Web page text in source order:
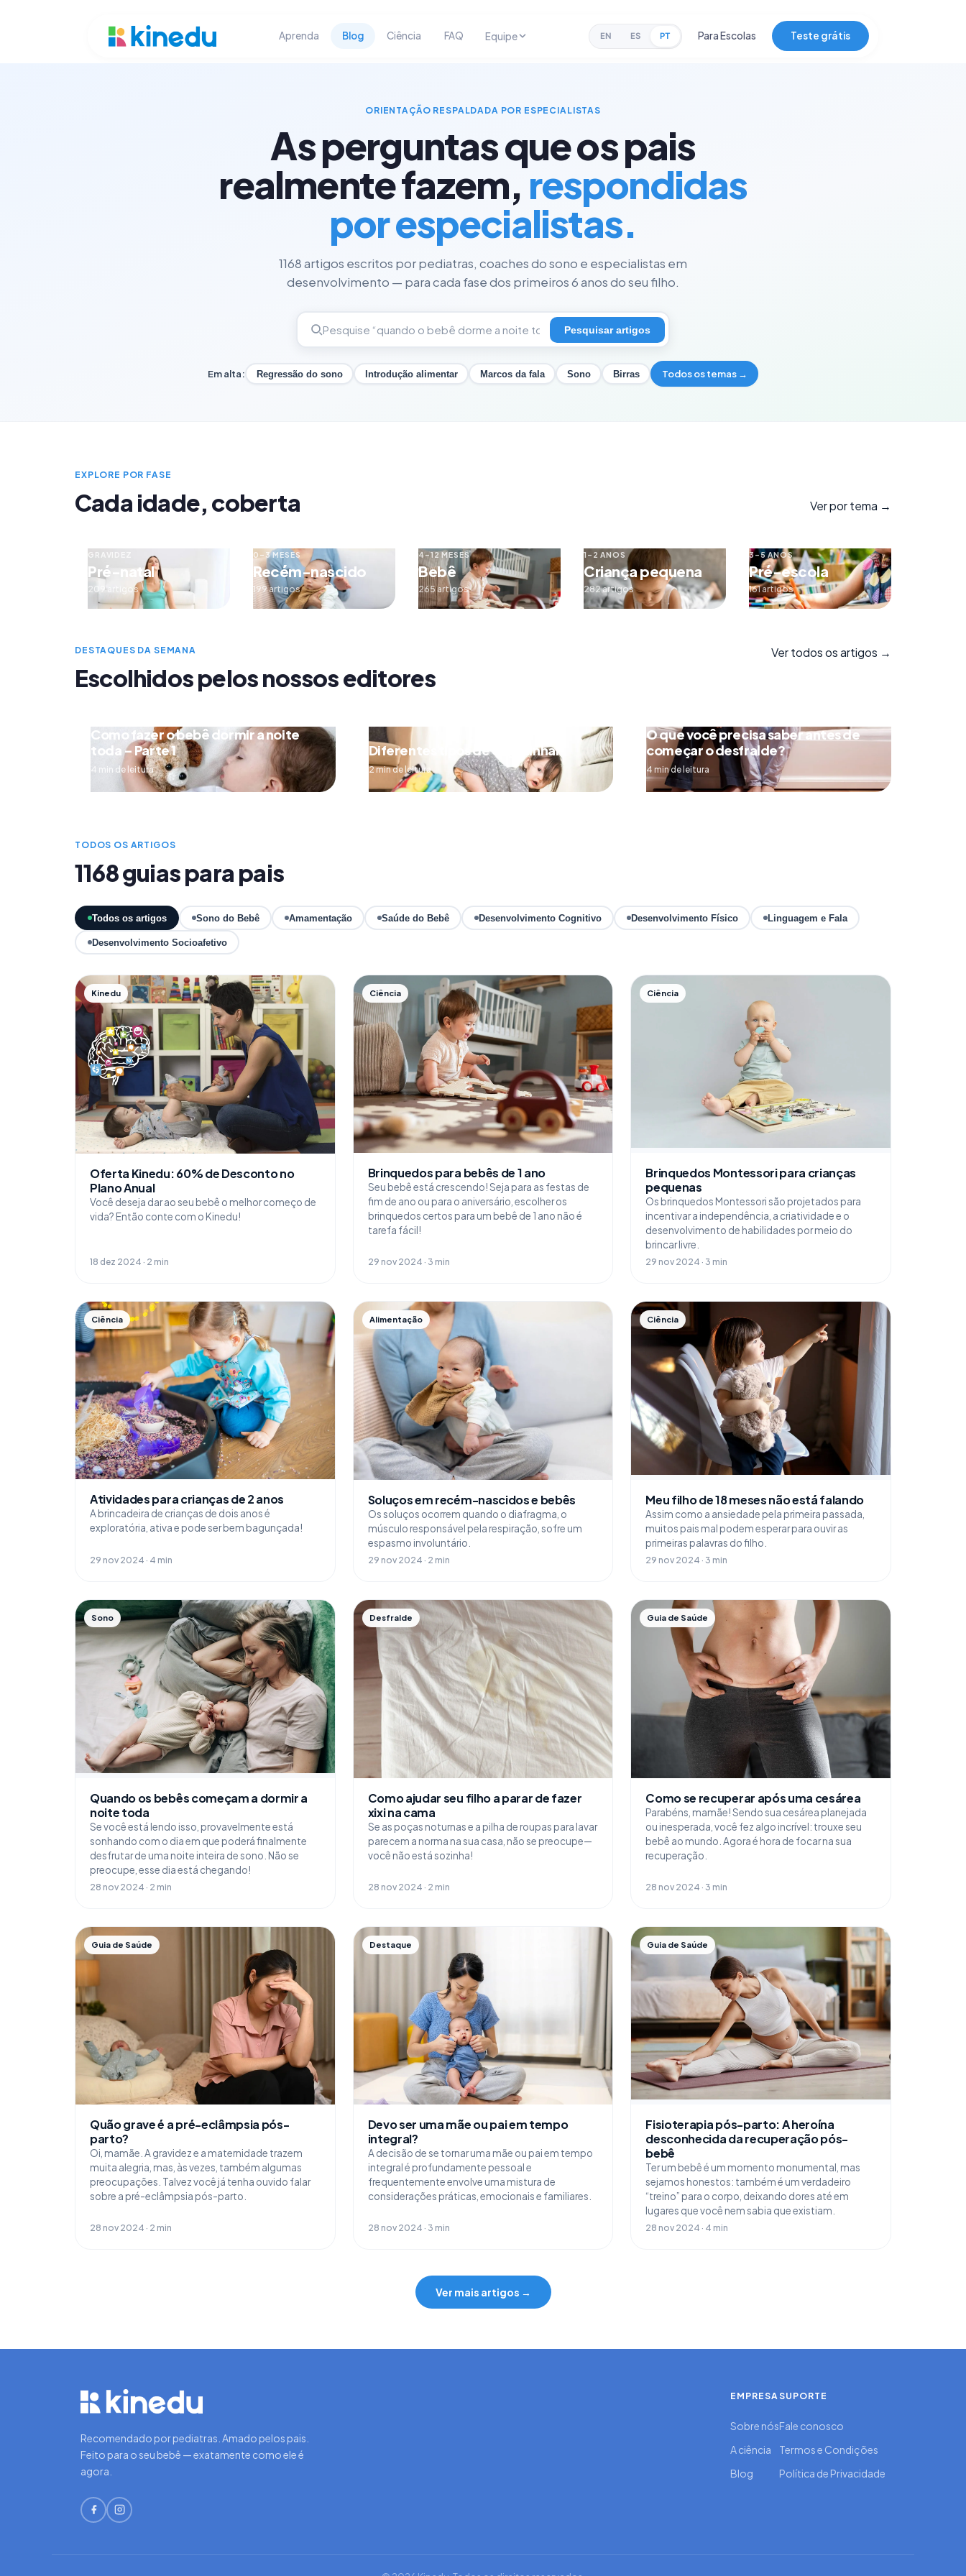
Aprenda Blog Ciência FAQ Equipe EN ES PT Para Escolas Teste grátis
ORIENTAÇÃO RESPALDADA POR ESPECIALISTAS
As perguntas que os pais
realmente fazem,respondidas
por especialistas.
1168 artigos escritos por pediatras, coaches do sono e especialistas em
desenvolvimento — para cada fase dos primeiros 6 anos do seu filho.
Pesquisar artigos
Em alta: Regressão do sono Introdução alimentar Marcos da fala Sono Birras Todos os temas →
EXPLORE POR FASE
Cada idade, coberta Ver por tema →
GRAVIDEZ
Pré-natal
209 artigos
0–3 MESES
Recém-nascido
199 artigos
4–12 MESES
Bebê
265 artigos
1–2 ANOS
Criança pequena
282 artigos
3–5 ANOS
Pré-escola
161 artigos
DESTAQUES DA SEMANA
Escolhidos pelos nossos editores
Ver todos os artigos →
Como fazer o bebê dormir a noite
toda – Parte 1
4 min de leitura
Diferentes tipos de engatinhar
2 min de leitura
O que você precisa saber antes de
começar o desfralde?
4 min de leitura
TODOS OS ARTIGOS
1168 guias para pais
Todos os artigos Sono do Bebê Amamentação Saúde do Bebê Desenvolvimento Cognitivo Desenvolvimento Físico Linguagem e Fala
Desenvolvimento Socioafetivo
Kinedu
Oferta Kinedu: 60% de Desconto no
Plano Anual
Você deseja dar ao seu bebê o melhor começo de
vida? Então conte com o Kinedu!
18 dez 2024 · 2 min
Ciência
Brinquedos para bebês de 1 ano
Seu bebê está crescendo! Seja para as festas de
fim de ano ou para o aniversário, escolher os
brinquedos certos para um bebê de 1 ano não é
tarefa fácil!
29 nov 2024 · 3 min
Ciência
Brinquedos Montessori para crianças
pequenas
Os brinquedos Montessori são projetados para
incentivar a independência, a criatividade e o
desenvolvimento de habilidades por meio do
brincar livre.
29 nov 2024 · 3 min
Ciência
Atividades para crianças de 2 anos
A brincadeira de crianças de dois anos é
exploratória, ativa e pode ser bem bagunçada!
29 nov 2024 · 4 min
Alimentação
Soluços em recém-nascidos e bebês
Os soluços ocorrem quando o diafragma, o
músculo responsável pela respiração, sofre um
espasmo involuntário.
29 nov 2024 · 2 min
Ciência
Meu filho de 18 meses não está falando
Assim como a ansiedade pela primeira passada,
muitos pais mal podem esperar para ouvir as
primeiras palavras do filho.
29 nov 2024 · 3 min
Sono
Quando os bebês começam a dormir a
noite toda
Se você está lendo isso, provavelmente está
sonhando com o dia em que poderá finalmente
desfrutar de uma noite inteira de sono. Não se
preocupe, esse dia está chegando!
28 nov 2024 · 2 min
Desfralde
Como ajudar seu filho a parar de fazer
xixi na cama
Se as poças noturnas e a pilha de roupas para lavar
parecem a norma na sua casa, não se preocupe—
você não está sozinha!
28 nov 2024 · 2 min
Guia de Saúde
Como se recuperar após uma cesárea
Parabéns, mamãe! Sendo sua cesárea planejada
ou inesperada, você fez algo incrível: trouxe seu
bebê ao mundo. Agora é hora de focar na sua
recuperação.
28 nov 2024 · 3 min
Guia de Saúde
Quão grave é a pré-eclâmpsia pós-
parto?
Oi, mamãe. A gravidez e a maternidade trazem
muita alegria, mas, às vezes, também algumas
preocupações. Talvez você já tenha ouvido falar
sobre a pré-eclâmpsia pós-parto.
28 nov 2024 · 2 min
Destaque
Devo ser uma mãe ou pai em tempo
integral?
A decisão de se tornar uma mãe ou pai em tempo
integral é profundamente pessoal e
frequentemente envolve uma mistura de
considerações práticas, emocionais e familiares.
28 nov 2024 · 3 min
Guia de Saúde
Fisioterapia pós-parto: A heroína
desconhecida da recuperação pós-
bebê
Ter um bebê é um momento monumental, mas
sejamos honestos: também é um verdadeiro
“treino” para o corpo, deixando dores até em
lugares que você nem sabia que existiam.
28 nov 2024 · 4 min
Ver mais artigos →
Recomendado por pediatras. Amado pelos pais.
Feito para o seu bebê — exatamente como ele é
agora.
EMPRESA
Sobre nós
A ciência
Blog
SUPORTE
Fale conosco
Termos e Condições
Política de Privacidade